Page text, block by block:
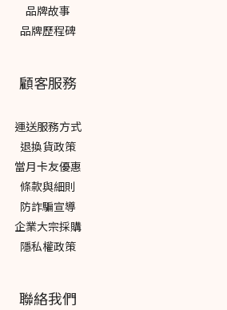
品牌故事
品牌歷程碑
顧客服務
運送服務方式
退換貨政策
當月卡友優惠
條款與細則
防詐騙宣導
企業大宗採購
隱私權政策
聯絡我們